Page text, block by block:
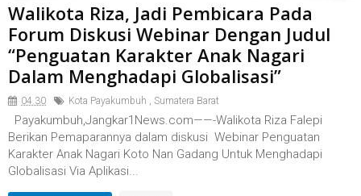
Walikota Riza, Jadi Pembicara Pada
Forum Diskusi Webinar Dengan Judul
“Penguatan Karakter Anak Nagari
Dalam Menghadapi Globalisasi”
04.30 Kota Payakumbuh , Sumatera Barat
Payakumbuh,Jangkar1News.com——-Walikota Riza Falepi
Berikan Pemaparannya dalam diskusi Webinar Penguatan
Karakter Anak Nagari Koto Nan Gadang Untuk Menghadapi
Globalisasi Via Aplikasi...